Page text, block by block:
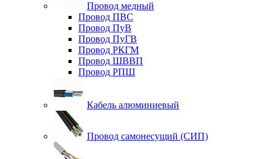
Провод медный
Провод ПВС
Провод ПуВ
Провод ПуГВ
Провод РКГМ
Провод ШВВП
Провод РПШ
Кабель алюминиевый
Провод самонесущий (СИП)